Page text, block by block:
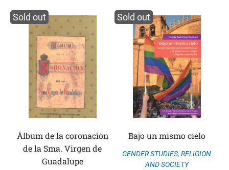
Sold out
Álbum de la coronación
de la Sma. Virgen de
Guadalupe
Sold out
Bajo un mismo cielo
GENDER STUDIES, RELIGION
AND SOCIETY